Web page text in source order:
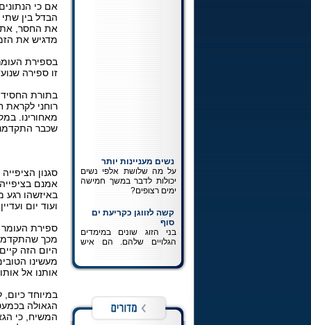
על מה שלושת אלפי נשים
יכולות לדבר במשך חמישה
ימים רצופים?
סוף
בני הזוג שונים במימדים
הגלויים שלהם. הם איש
ואשה השונים במהותם. הם
במציאותם כשונה זהו חלק
כתיבה לרבי
אם כי
הבדל בין
את החסר, את
מדגיש את
בספירת
זו ספירה
בתורת
רוחני
מאחורינו.
שכבר
סגנון
אמנם
באיזשהו רגע
ועוד יום
ספירת העומר
מכך
היום הזה
מעשינו
אותנו אל
במיוחד
הגאולה
המשיח, כי